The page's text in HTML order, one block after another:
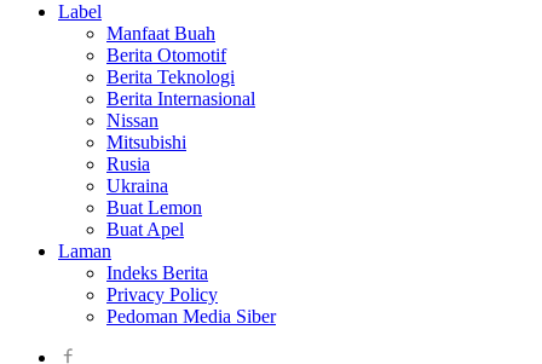
Label
Manfaat Buah
Berita Otomotif
Berita Teknologi
Berita Internasional
Nissan
Mitsubishi
Rusia
Ukraina
Buat Lemon
Buat Apel
Laman
Indeks Berita
Privacy Policy
Pedoman Media Siber